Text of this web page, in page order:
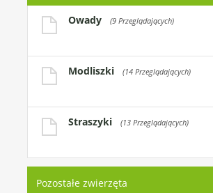
Owady (9 Przeglądających)
Modliszki (14 Przeglądających)
Straszyki (13 Przeglądających)
Pozostałe zwierzęta